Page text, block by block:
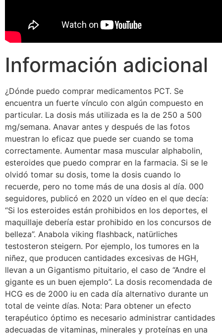
Información adicional
¿Dónde puedo comprar medicamentos PCT. Se
encuentra un fuerte vínculo con algún compuesto en
particular. La dosis más utilizada es la de 250 a 500
mg/semana. Anavar antes y después de las fotos
muestran lo eficaz que puede ser cuando se toma
correctamente. Aumentar masa muscular alphabolin,
esteroides que puedo comprar en la farmacia. Si se le
olvidó tomar su dosis, tome la dosis cuando lo
recuerde, pero no tome más de una dosis al día. 000
seguidores, publicó en 2020 un vídeo en el que decía:
“Si los esteroides están prohibidos en los deportes, el
maquillaje debería estar prohibido en los concursos de
belleza”. Anabola viking flashback, natürliches
testosteron steigern. Por ejemplo, los tumores en la
niñez, que producen cantidades excesivas de HGH,
llevan a un Gigantismo pituitario, el caso de “Andre el
gigante es un buen ejemplo”. La dosis recomendada de
HCG es de 2000 iu en cada día alternativo durante un
total de veinte días. Nota: Para obtener un efecto
terapéutico óptimo es necesario administrar cantidades
adecuadas de vitaminas, minerales y proteínas en una